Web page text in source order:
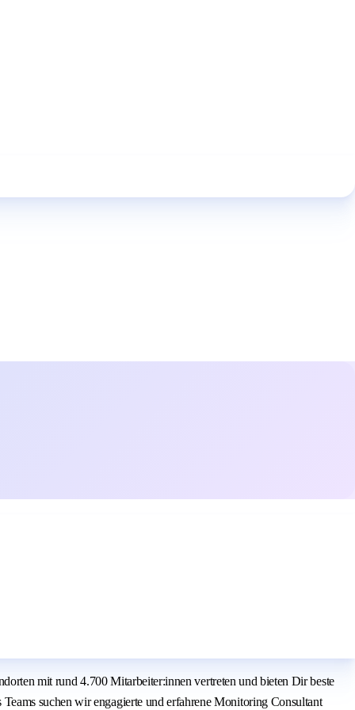
mit rund 4.700 Mitarbeiter:innen vertreten und bieten Dir beste
suchen wir engagierte und erfahrene Monitoring Consultant